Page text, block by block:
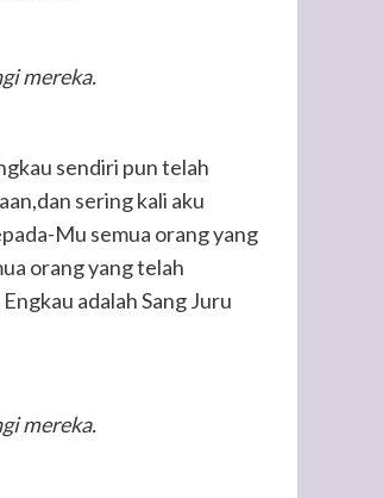
mereka.
sendiri pun telah
sering kali aku
Mu semua orang yang
orang yang telah
adalah Sang Juru
mereka.